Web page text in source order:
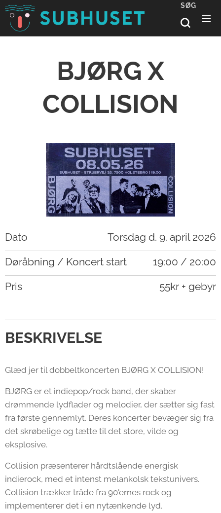
SØG
BJØRG X
COLLISION
Dato
Torsdag d. 9. april 2026
Døråbning / Koncert start
19:00 / 20:00
Pris
55kr + gebyr
BESKRIVELSE
Glæd jer til dobbeltkoncerten BJØRG X COLLISION!
BJØRG er et indiepop/rock band, der skaber
drømmende lydflader og melodier, der sætter sig fast
fra første gennemlyt. Deres koncerter bevæger sig fra
det skrøbelige og tætte til det store, vilde og
eksplosive.
Collision præsenterer hårdtslående energisk
indierock, med et intenst melankolsk tekstunivers.
Collision trækker tråde fra 90'ernes rock og
implementerer det i en nytænkende lyd.